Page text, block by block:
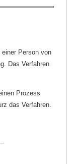
Person von
Das Verfahren
Prozess
das Verfahren.